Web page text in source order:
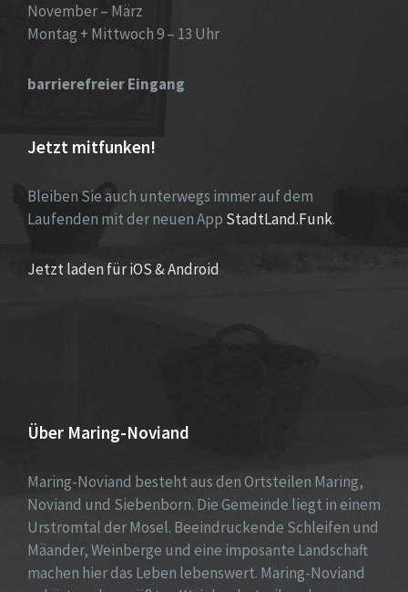
November – März
Montag + Mittwoch 9 – 13 Uhr
barrierefreier Eingang
Jetzt mitfunken!
Bleiben Sie auch unterwegs immer auf dem
Laufenden mit der neuen App StadtLand.Funk.
Jetzt laden für iOS & Android
Über Maring-Noviand
Maring-Noviand besteht aus den Ortsteilen Maring,
Noviand und Siebenborn. Die Gemeinde liegt in einem
Urstromtal der Mosel. Beeindruckende Schleifen und
Mäander, Weinberge und eine imposante Landschaft
machen hier das Leben lebenswert. Maring-Noviand